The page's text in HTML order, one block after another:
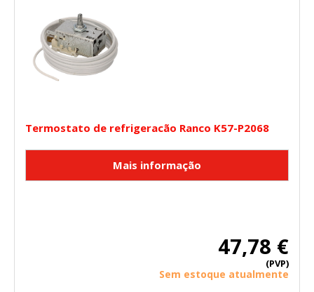
Termostato de refrigeracão Ranco K57-P2068
47,78 €
(PVP)
Sem estoque atualmente